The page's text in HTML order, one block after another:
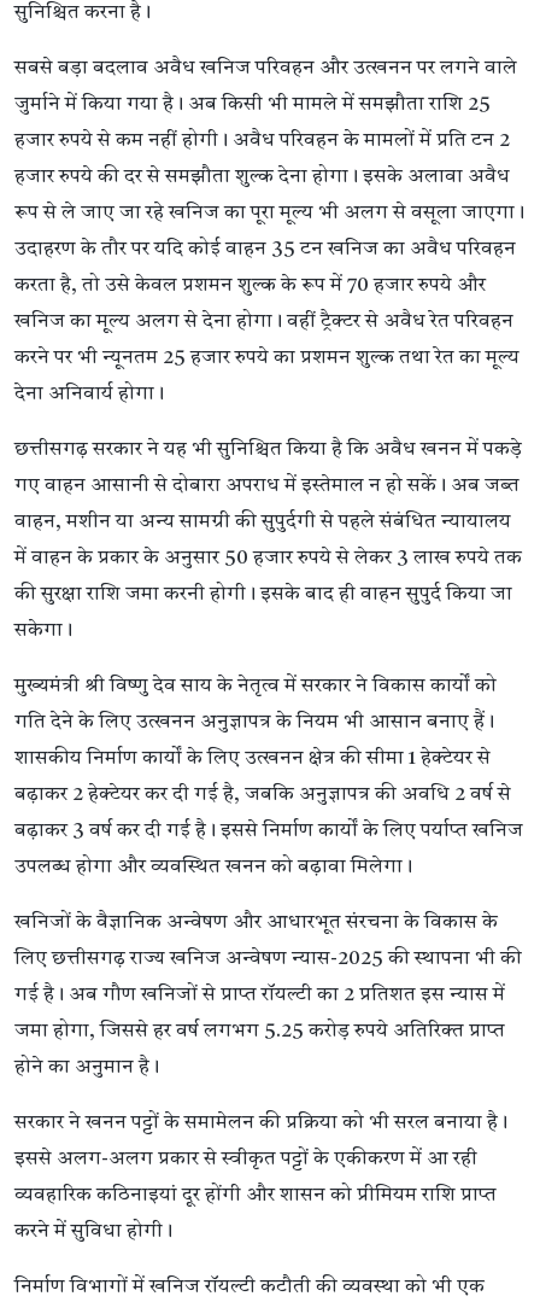
सुनिश्चित करना है।
सबसे बड़ा बदलाव अवैध खनिज परिवहन और उत्खनन पर लगने वाले
जुर्माने में किया गया है। अब किसी भी मामले में समझौता राशि 25
हजार रुपये से कम नहीं होगी। अवैध परिवहन के मामलों में प्रति टन 2
हजार रुपये की दर से समझौता शुल्क देना होगा। इसके अलावा अवैध
रूप से ले जाए जा रहे खनिज का पूरा मूल्य भी अलग से वसूला जाएगा।
उदाहरण के तौर पर यदि कोई वाहन 35 टन खनिज का अवैध परिवहन
करता है, तो उसे केवल प्रशमन शुल्क के रूप में 70 हजार रुपये और
खनिज का मूल्य अलग से देना होगा। वहीं ट्रैक्टर से अवैध रेत परिवहन
करने पर भी न्यूनतम 25 हजार रुपये का प्रशमन शुल्क तथा रेत का मूल्य
देना अनिवार्य होगा।
छत्तीसगढ़ सरकार ने यह भी सुनिश्चित किया है कि अवैध खनन में पकड़े
गए वाहन आसानी से दोबारा अपराध में इस्तेमाल न हो सकें। अब जब्त
वाहन, मशीन या अन्य सामग्री की सुपुर्दगी से पहले संबंधित न्यायालय
में वाहन के प्रकार के अनुसार 50 हजार रुपये से लेकर 3 लाख रुपये तक
की सुरक्षा राशि जमा करनी होगी। इसके बाद ही वाहन सुपुर्द किया जा
सकेगा।
मुख्यमंत्री श्री विष्णु देव साय के नेतृत्व में सरकार ने विकास कार्यों को
गति देने के लिए उत्खनन अनुज्ञापत्र के नियम भी आसान बनाए हैं।
शासकीय निर्माण कार्यों के लिए उत्खनन क्षेत्र की सीमा 1 हेक्टेयर से
बढ़ाकर 2 हेक्टेयर कर दी गई है, जबकि अनुज्ञापत्र की अवधि 2 वर्ष से
बढ़ाकर 3 वर्ष कर दी गई है। इससे निर्माण कार्यों के लिए पर्याप्त खनिज
उपलब्ध होगा और व्यवस्थित खनन को बढ़ावा मिलेगा।
खनिजों के वैज्ञानिक अन्वेषण और आधारभूत संरचना के विकास के
लिए छत्तीसगढ़ राज्य खनिज अन्वेषण न्यास-2025 की स्थापना भी की
गई है। अब गौण खनिजों से प्राप्त रॉयल्टी का 2 प्रतिशत इस न्यास में
जमा होगा, जिससे हर वर्ष लगभग 5.25 करोड़ रुपये अतिरिक्त प्राप्त
होने का अनुमान है।
सरकार ने खनन पट्टों के समामेलन की प्रक्रिया को भी सरल बनाया है।
इससे अलग-अलग प्रकार से स्वीकृत पट्टों के एकीकरण में आ रही
व्यवहारिक कठिनाइयां दूर होंगी और शासन को प्रीमियम राशि प्राप्त
करने में सुविधा होगी।
निर्माण विभागों में खनिज रॉयल्टी कटौती की व्यवस्था को भी एक